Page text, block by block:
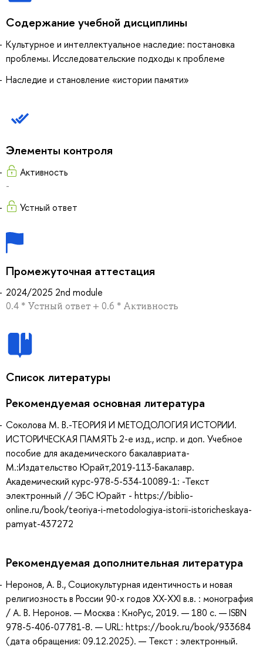
Содержание учебной дисциплины
Культурное и интеллектуальное наследие: постановка
проблемы. Исследовательские подходы к проблеме
Наследие и становление «истории памяти»
Элементы контроля
Активность
-
Устный ответ
Промежуточная аттестация
2024/2025 2nd module
0.4 * Устный ответ + 0.6 * Активность
Список литературы
Рекомендуемая основная литература
Соколова М. В.-ТЕОРИЯ И МЕТОДОЛОГИЯ ИСТОРИИ.
ИСТОРИЧЕСКАЯ ПАМЯТЬ 2-е изд., испр. и доп. Учебное
пособие для академического бакалавриата-
М.:Издательство Юрайт,2019-113-Бакалавр.
Академический курс-978-5-534-10089-1: -Текст
электронный // ЭБС Юрайт - https://biblio-
online.ru/book/teoriya-i-metodologiya-istorii-istoricheskaya-
pamyat-437272
Рекомендуемая дополнительная литература
Неронов, А. В., Социокультурная идентичность и новая
религиозность в России 90-х годов XX-XXI в.в. : монография
/ А. В. Неронов. — Москва : КноРус, 2019. — 180 с. — ISBN
978-5-406-07781-8. — URL: https://book.ru/book/933684
(дата обращения: 09.12.2025). — Текст : электронный.